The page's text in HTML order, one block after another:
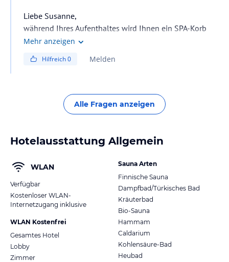
Liebe Susanne,
während Ihres Aufenthaltes wird Ihnen ein SPA-Korb
mit kuscheligem Bademantel, Saunatüchern und
Mehr anzeigen
Hilfreich0 Melden
Alle Fragen anzeigen
Hotelausstattung Allgemein
WLAN
Verfügbar
Kostenloser WLAN-
Internetzugang inklusive
WLAN Kostenfrei
Gesamtes Hotel
Lobby
Zimmer
Sauna Arten
Finnische Sauna
Dampfbad/Türkisches Bad
Kräuterbad
Bio-Sauna
Hammam
Caldarium
Kohlensäure-Bad
Heubad